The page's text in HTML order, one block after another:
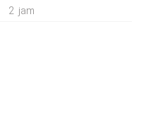
2 jam